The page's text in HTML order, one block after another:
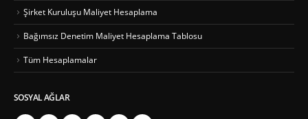
Şirket Kuruluşu Maliyet Hesaplama
Bağımsız Denetim Maliyet Hesaplama Tablosu
Tüm Hesaplamalar
SOSYAL AĞLAR